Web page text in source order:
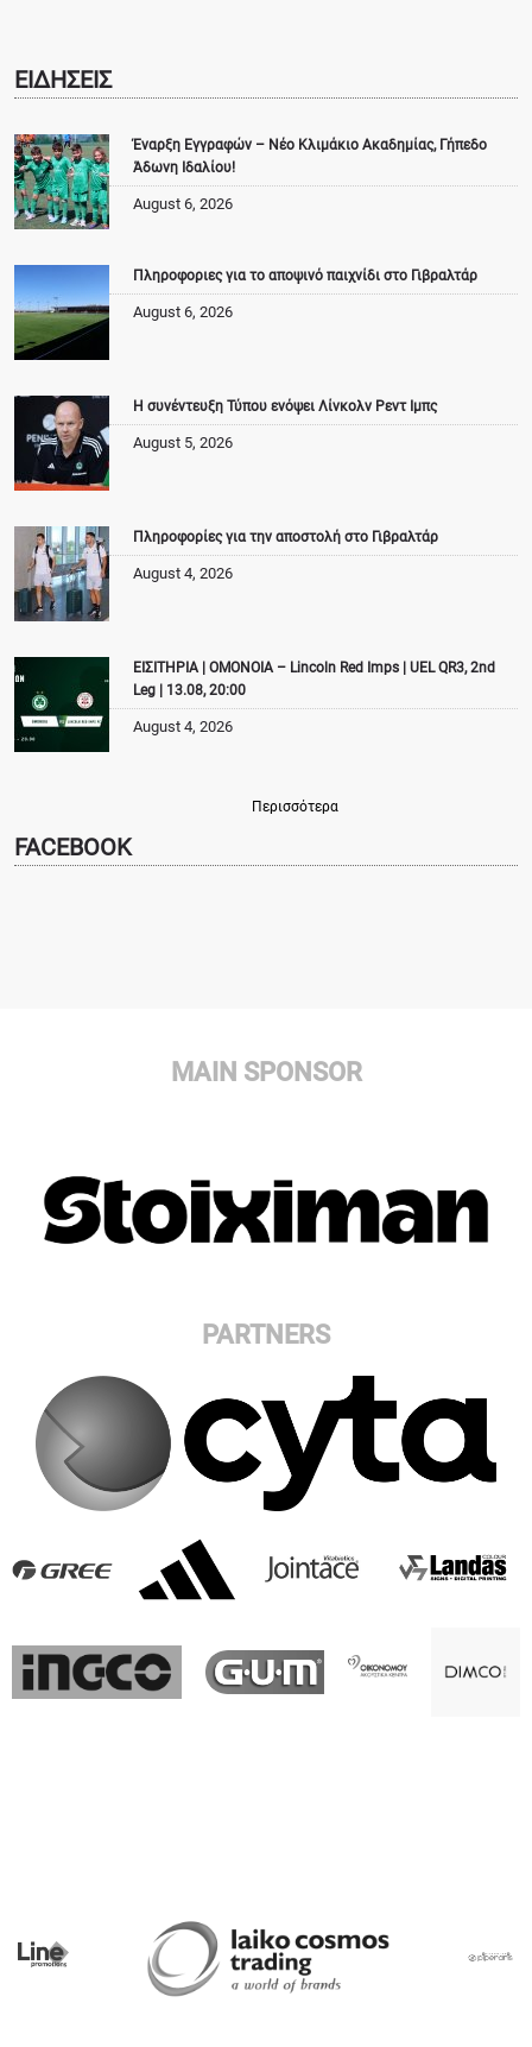
ΕΙΔΗΣΕΙΣ
Έναρξη Εγγραφών – Νέο Κλιμάκιο Ακαδημίας, Γήπεδο
Άδωνη Ιδαλίου!
August 6, 2026
Πληροφοριες για το αποψινό παιχνίδι στο Γιβραλτάρ
August 6, 2026
Η συνέντευξη Τύπου ενόψει Λίνκολν Ρεντ Ιμπς
August 5, 2026
Πληροφορίες για την αποστολή στο Γιβραλτάρ
August 4, 2026
ΕΙΣΙΤΗΡΙΑ | ΟΜΟΝΟΙΑ – Lincoln Red Imps | UEL QR3, 2nd
Leg | 13.08, 20:00
August 4, 2026
Περισσότερα
FACEBOOK
MAIN SPONSOR
PARTNERS